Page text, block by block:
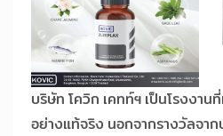
บริษัท โควิก เคทท์ฯ เป็นโรงงา
อย่างแท้จริง นอกจากรางวัลจา